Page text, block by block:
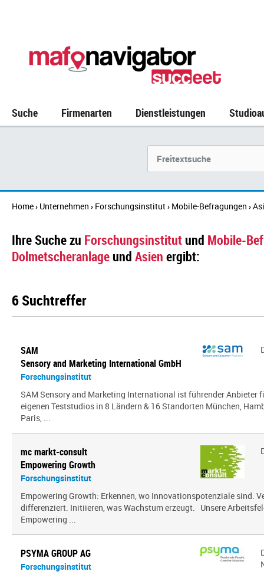
Suche Firmenarten Dienstleistungen
Home› Unternehmen › Forschungsinstitut› Mobile-Befragungen ›
Ihre Suche zu Forschungsinstitutund Mobile-
Dolmetscheranlageund Asien ergibt:
6 Suchtreffer
SAM
Sensory and Marketing International GmbH
Forschungsinstitut
SAM Sensory and Marketing International ist führender Anbieter
eigenen Teststudios in 8 Ländern & 16 Standorten München,
Paris, ...
mc markt-consult
Empowering Growth
Forschungsinstitut
Empowering Growth: Erkennen, wo Innovationspotenziale sind.
differenziert. Initiieren, was Wachstum erzeugt. Unsere
Empowering ...
PSYMA GROUP AG
Forschungsinstitut